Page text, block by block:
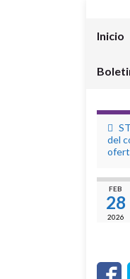
Inicio
del
FEB
28
2026